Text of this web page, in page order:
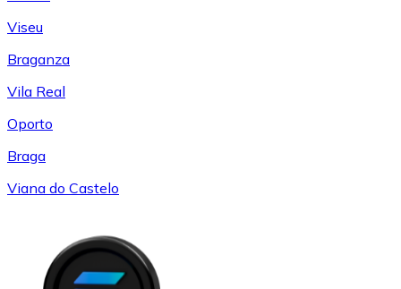
Viseu
Braganza
Vila Real
Oporto
Braga
Viana do Castelo